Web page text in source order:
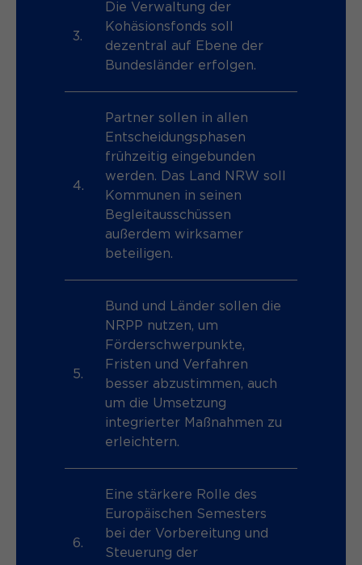
3.
Die Verwaltung der
Kohäsionsfonds soll
dezentral auf Ebene der
Bundesländer erfolgen.
4.
Partner sollen in allen
Entscheidungsphasen
frühzeitig eingebunden
werden. Das Land NRW soll
Kommunen in seinen
Begleitausschüssen
außerdem wirksamer
beteiligen.
5.
Bund und Länder sollen die
NRPP nutzen, um
Förderschwerpunkte,
Fristen und Verfahren
besser abzustimmen, auch
um die Umsetzung
integrierter Maßnahmen zu
erleichtern.
6.
Eine stärkere Rolle des
Europäischen Semesters
bei der Vorbereitung und
Steuerung der
Laufzeit 1 Monat
Speichert den Zustimmungsstatus des